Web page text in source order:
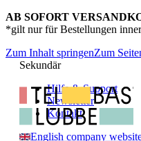
AB SOFORT
*gilt nur für Bestellungen
Zum Inhalt springenZum
Sekundär
Hilfe & Support
Newsletter
Kontakt
English company